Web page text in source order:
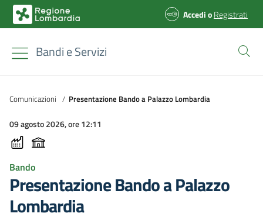
AccedioRegistrati
Bandi e Servizi
Comunicazioni / Presentazione Bando a Palazzo Lombardia
09 agosto 2026, ore 12:11
Bando
Presentazione Bando a Palazzo
Lombardia